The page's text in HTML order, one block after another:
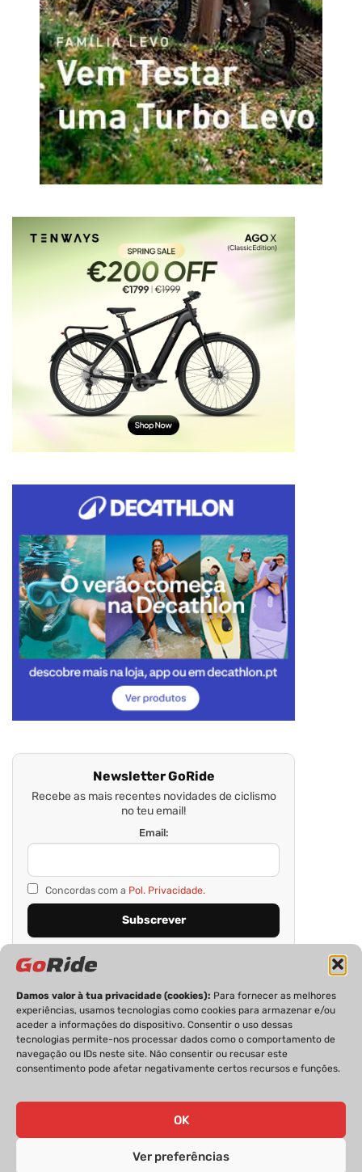
Damos valor à tua privacidade (cookies): Para fornecer as melhores
experiências, usamos tecnologias como cookies para armazenar e/ou
aceder a informações do dispositivo. Consentir o uso dessas
tecnologias permite-nos processar dados como o comportamento de
navegação ou IDs neste site. Não consentir ou recusar este
consentimento pode afetar negativamente certos recursos e funções.
OK
Ver preferências
Newsletter GoRide
Recebe as mais recentes novidades de ciclismo
no teu email!
Email:
Concordas com a Pol. Privacidade.
PRIVACIDADE FICHA TÉCNICA
ESTATUTO EDITORIAL